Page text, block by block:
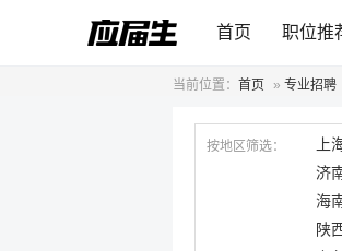
首页 职位推
当前位置： 首页 » 专业招聘
按地区筛选： 上
济
海
陕